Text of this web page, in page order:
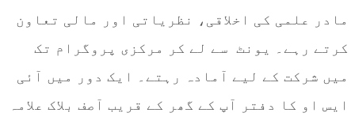
مادر علمی کی اخلاقی، نظریاتی اور مالی تعاون
کرتے رہے۔ یونٹ سے لے کر مرکزی پروگرام تک
میں شرکت کے لیے آمادہ رہتے۔ ایک دور میں آئی
ایس او کا دفتر آپ کے گھر کے قریب آصف بلاک علامہ